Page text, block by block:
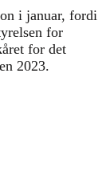
i januar, fordi
for
for det
2023.